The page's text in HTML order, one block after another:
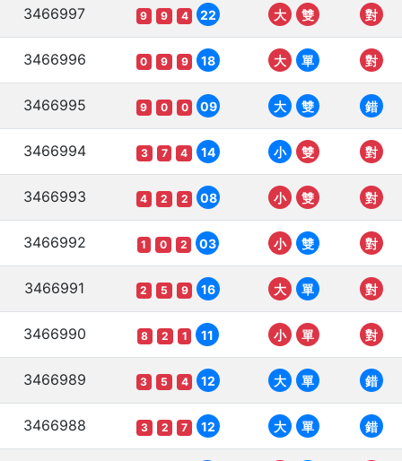
3466997 9 9 4 22 大 雙 對
3466996 0 9 9 18 大 單 對
3466995 9 0 0 09 大 雙 錯
3466994 3 7 4 14 小 雙 對
3466993 4 2 2 08 小 雙 對
3466992 1 0 2 03 小 雙 對
3466991 2 5 9 16 大 單 對
3466990 8 2 1 11 小 單 對
3466989 3 5 4 12 大 單 錯
3466988 3 2 7 12 大 單 錯